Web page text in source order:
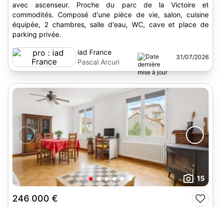
avec ascenseur. Proche du parc de la Victoire et
commodités. Composé d'une pièce de vie, salon, cuisine
équipée, 2 chambres, salle d'eau, WC, cave et place de
parking privée.
iad France
Pascal Arcuri
31/07/2026
15
246 000 €